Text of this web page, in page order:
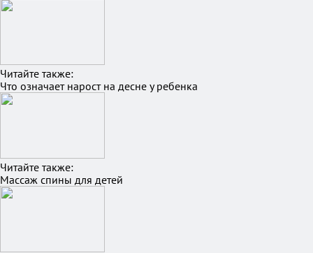
Читайте также:
Что означает нарост на десне у ребенка
Читайте также:
Массаж спины для детей